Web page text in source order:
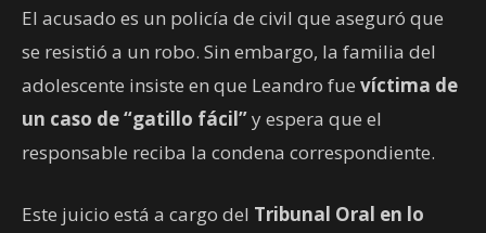
El acusado es un policía de civil que aseguró que
se resistió a un robo. Sin embargo, la familia del
adolescente insiste en que Leandro fue víctima de
un caso de “gatillo fácil”y espera que el
responsable reciba la condena correspondiente.
Este juicio está a cargo del Tribunal Oral en lo